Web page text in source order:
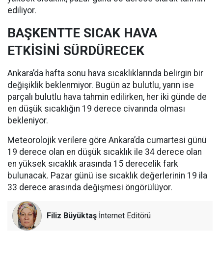
ediliyor.
BAŞKENTTE SICAK HAVA
ETKİSİNİ SÜRDÜRECEK
Ankara’da hafta sonu hava sıcaklıklarında belirgin bir
değişiklik beklenmiyor. Bugün az bulutlu, yarın ise
parçalı bulutlu hava tahmin edilirken, her iki günde de
en düşük sıcaklığın 19 derece civarında olması
bekleniyor.
Meteorolojik verilere göre Ankara’da cumartesi günü
19 derece olan en düşük sıcaklık ile 34 derece olan
en yüksek sıcaklık arasında 15 derecelik fark
bulunacak. Pazar günü ise sıcaklık değerlerinin 19 ila
33 derece arasında değişmesi öngörülüyor.
Filiz Büyüktaş İnternet Editörü